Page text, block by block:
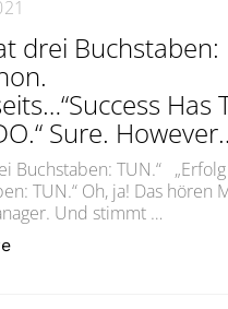
drei Buchstaben:
Has
Sure.
Buchstaben: TUN.“
TUN.“ Oh, ja! Das hören
Und stimmt …
„„Erfolg hat drei